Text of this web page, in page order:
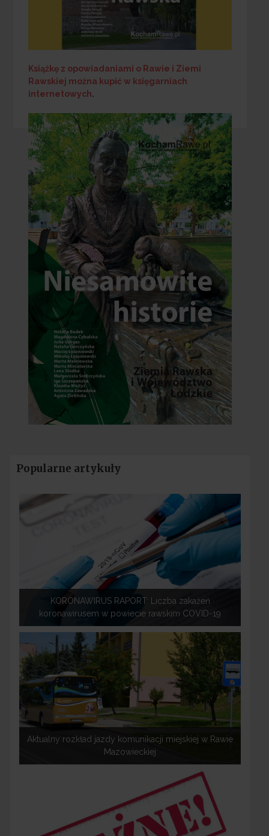
Książkę z opowiadaniami o Rawie i Ziemi
Rawskiej można kupić w księgarniach
internetowych.
Popularne artykuły
KORONAWIRUS RAPORT: Liczba zakażeń
koronawirusem w powiecie rawskim COVID-19
Aktualny rozkład jazdy komunikacji miejskiej w Rawie
Mazowieckiej